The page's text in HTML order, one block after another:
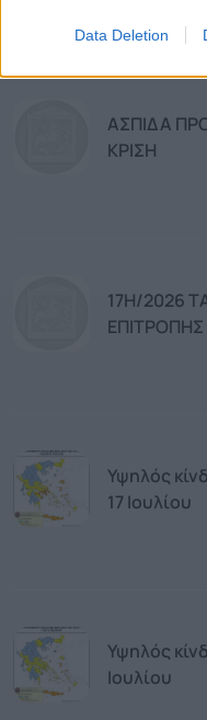
Data Deletion
ΑΣΠΙΔΑ
ΚΡΙΣΗ
17Η/2026
ΕΠΙΤΡΟΠΗΣ
Υψηλός
17 Ιουλίου
Υψηλός
Ιουλίου